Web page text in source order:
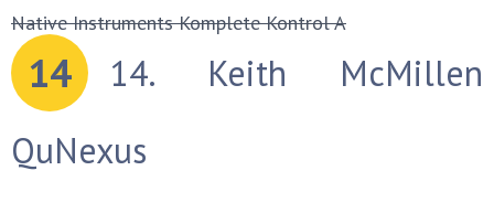
Native Instruments Komplete Kontrol A
14
14. Keith McMillen
QuNexus